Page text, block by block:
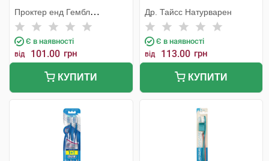
Проктер енд Гембл
Меньюфекчурінг
Є в наявності
від 101.00 грн
КУПИТИ
Др. Тайсс Натурварен
Є в наявності
від 113.00 грн
КУПИТИ